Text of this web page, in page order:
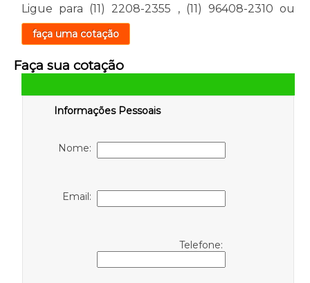
Ligue para (11) 2208-2355 , (11) 96408-2310 ou
faça uma cotação
Faça sua cotação
Informações Pessoais
Nome:
Email:
Telefone: